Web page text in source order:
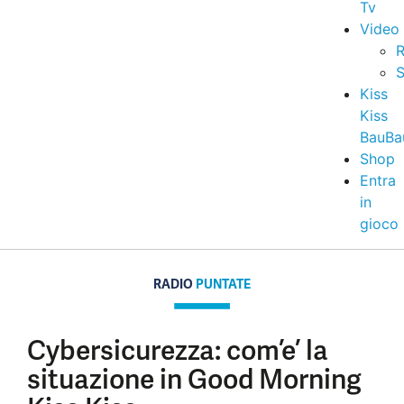
Tv
Video
Kiss
Kiss
Shop
Entra
in
gioco
RADIO PUNTATE
Cybersicurezza: com’e’ la
situazione in Good Morning